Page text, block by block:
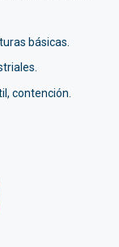
básicas.
contención.